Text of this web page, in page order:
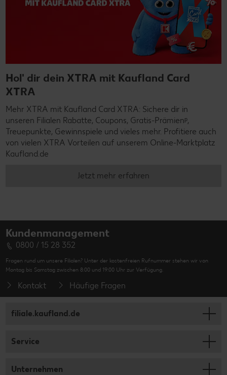
Hol' dir dein XTRA mit Kaufland Card
XTRA
Mehr XTRA mit Kaufland Card XTRA: Sichere dir in
unseren Filialen Rabatte, Coupons, Gratis-Prämienᵖ,
Treuepunkte, Gewinnspiele und vieles mehr. Profitiere auch
von vielen XTRA Vorteilen auf unserem Online-Marktplatz
Kaufland.de
Jetzt mehr erfahren
Kundenmanagement
0800 / 15 28 352
Fragen rund um unsere Filialen? Unter der kostenfreien Rufnummer stehen wir von
Montag bis Samstag zwischen 8:00 und 19:00 Uhr zur Verfügung.
Kontakt Häufige Fragen
filiale.kaufland.de
Service
Unternehmen